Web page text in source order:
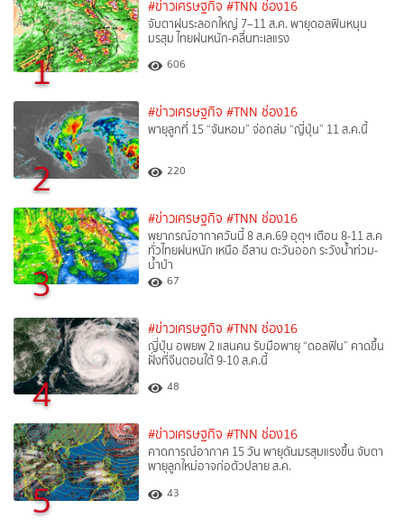
1
#ข่าวเศรษฐกิจ #TNN ช่อง16
จับตาฝนระลอกใหญ่ 7–11 ส.ค. พายุดอลฟินหนุน
มรสุม ไทยฝนหนัก-คลื่นทะเลแรง
606
2
#ข่าวเศรษฐกิจ #TNN ช่อง16
พายุลูกที่ 15 “จันหอม” จ่อถล่ม “ญี่ปุ่น” 11 ส.ค.นี้
220
3
#ข่าวเศรษฐกิจ #TNN ช่อง16
พยากรณ์อากาศวันนี้ 8 ส.ค.69 อุตุฯ เตือน 8-11 ส.ค
ทั่วไทยฝนหนัก เหนือ อีสาน ตะวันออก ระวังน้ำท่วม-
น้ำป่า
67
4
#ข่าวเศรษฐกิจ #TNN ช่อง16
ญี่ปุ่น อพยพ 2 แสนคน รับมือพายุ “ดอลฟิน” คาดขึ้น
ฝั่งที่จีนตอนใต้ 9-10 ส.ค.นี้
48
5
#ข่าวเศรษฐกิจ #TNN ช่อง16
คาดการณ์อากาศ 15 วัน พายุดันมรสุมแรงขึ้น จับตา
พายุลูกใหม่อาจก่อตัวปลาย ส.ค.
43